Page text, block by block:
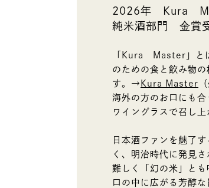
2026年 Kura
純米酒部門 金賞
「Kura Master」と
のための食と飲み物
す。→ Kura Master
海外の方のお口にも
ワイングラスで召し
日本酒ファンを魅了
く、明治時代に発見
難しく「幻の米」と
口の中に広がる芳醇